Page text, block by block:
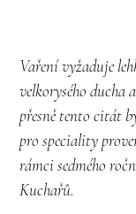
Vaření vyžaduje
velkorysého ducha
přesně tento citát
pro speciality
rámci sedmého
Kuchařů.